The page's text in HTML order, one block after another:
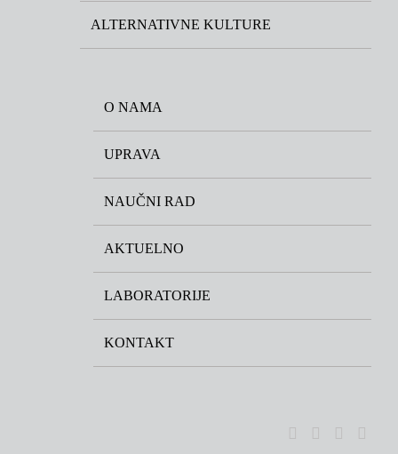
ALTERNATIVNE KULTURE
O NAMA
UPRAVA
NAUČNI RAD
AKTUELNO
LABORATORIJE
KONTAKT